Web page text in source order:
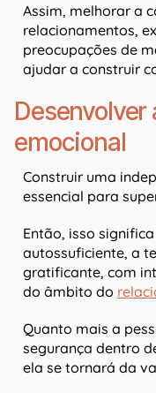
Assim, melhorar a
relacionamentos,
preocupações de
ajudar a construir
emocional
Construir uma
essencial para
Então, isso
autossuficiente, a
gratificante, com
do âmbito do
Quanto mais a
segurança dentro
ela se tornará da